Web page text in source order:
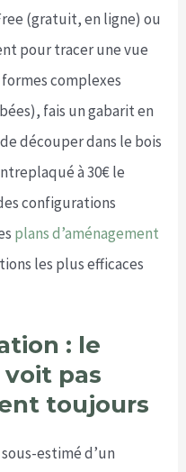
(gratuit, en ligne) ou
pour tracer une vue
formes complexes
fais un gabarit en
découper dans le bois
à 30€ le
configurations
plans d’aménagement
les plus efficaces
: le
pas
toujours
estimé d’un